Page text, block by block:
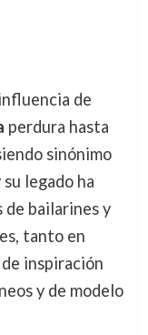
de
perdura hasta
sinónimo
legado ha
de bailarines y
tanto en
inspiración
y de modelo